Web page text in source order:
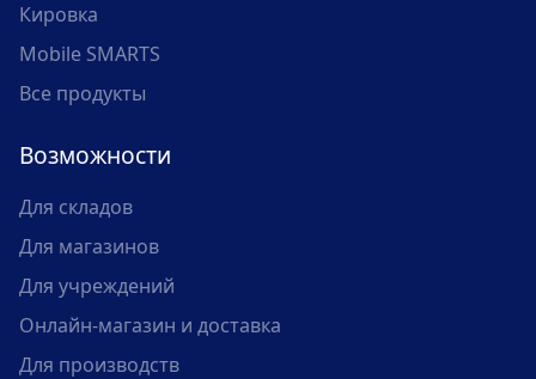
Кировка
Mobile SMARTS
Все продукты
Возможности
Для складов
Для магазинов
Для учреждений
Онлайн-магазин и доставка
Для производств